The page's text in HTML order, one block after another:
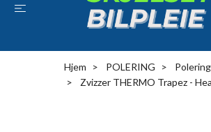
Hjem POLERING
Zvizzer THERMO Trapez -